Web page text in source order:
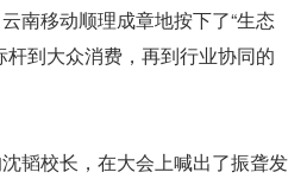
南移动顺理成章地按下了“生态
杆到大众消费，再到行业协同的
韬校长，在大会上喊出了振聋发